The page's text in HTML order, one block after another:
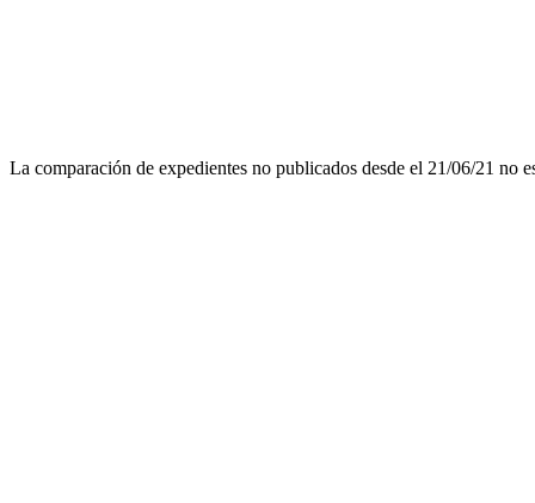
La comparación de expedientes no publicados desde el 21/06/21 no